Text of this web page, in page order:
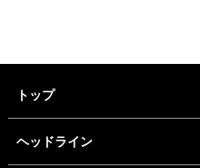
トップ
ヘッドライン